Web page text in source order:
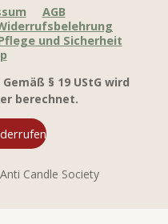
AGB
und Sicherheit
§ 19 UStG wird
berechnet.
Society